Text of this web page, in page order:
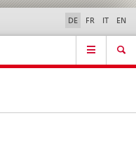
Kontakt | Support & Hilfe
DE FR IT EN